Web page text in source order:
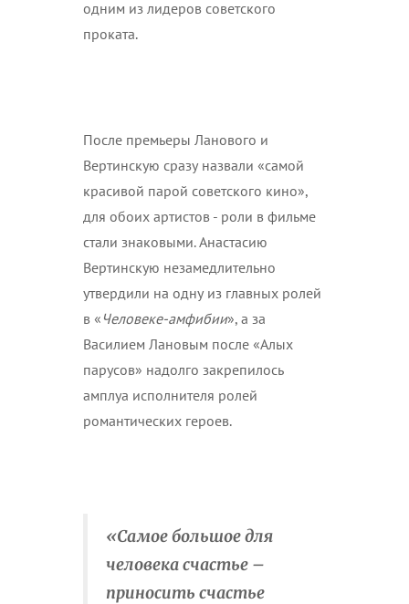
одним из лидеров советского
проката.
После премьеры Ланового и
Вертинскую сразу назвали «самой
красивой парой советского кино»,
для обоих артистов - роли в фильме
стали знаковыми. Анастасию
Вертинскую незамедлительно
утвердили на одну из главных ролей
в « Человеке-амфибии», а за
Василием Лановым после «Алых
парусов» надолго закрепилось
амплуа исполнителя ролей
романтических героев.
«Самое большое для
человека счастье –
приносить счастье